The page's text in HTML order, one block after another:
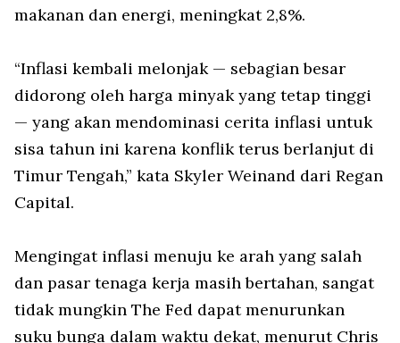
makanan dan energi, meningkat 2,8%.
“Inflasi kembali melonjak — sebagian besar
didorong oleh harga minyak yang tetap tinggi
— yang akan mendominasi cerita inflasi untuk
sisa tahun ini karena konflik terus berlanjut di
Timur Tengah,” kata Skyler Weinand dari Regan
Capital.
Mengingat inflasi menuju ke arah yang salah
dan pasar tenaga kerja masih bertahan, sangat
tidak mungkin The Fed dapat menurunkan
suku bunga dalam waktu dekat, menurut Chris